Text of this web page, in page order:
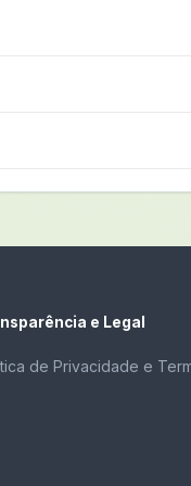
e Legal
de Privacidade e